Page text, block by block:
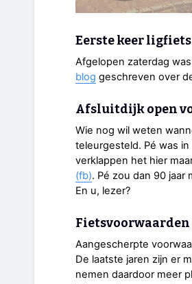
Eerste keer
Afgelopen zaterdag
blog geschreven over
Afsluitdijk open
Wie nog wil weten
teleurgesteld. Pé was
verklappen het hier
(fb). Pé zou dan 90
En u, lezer?
Aangescherpte
De laatste jaren zijn er
nemen daardoor meer